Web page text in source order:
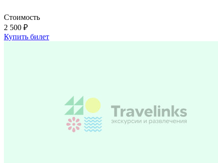
Стоимость
2 500 ₽
Купить билет